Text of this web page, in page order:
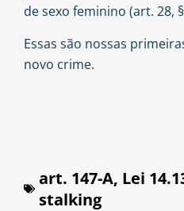
de sexo feminino (art. 28,
Essas são nossas
novo crime.
art. 147-A, Lei
stalking